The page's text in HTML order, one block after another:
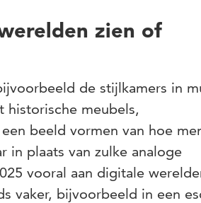
zien of
de stijlkamers in
historische meubels,
beeld vormen van hoe
in plaats van zulke analoge
vooral aan digitale
vaker, bijvoorbeeld in een